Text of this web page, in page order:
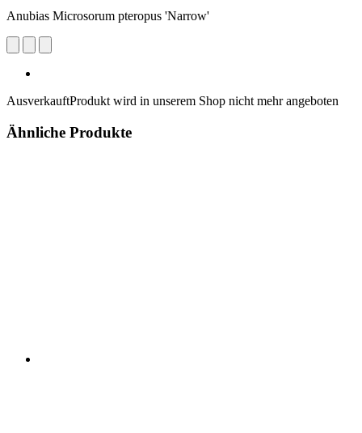
Anubias Microsorum pteropus 'Narrow'
AusverkauftProdukt wird in unserem Shop nicht mehr angeboten
Ähnliche Produkte